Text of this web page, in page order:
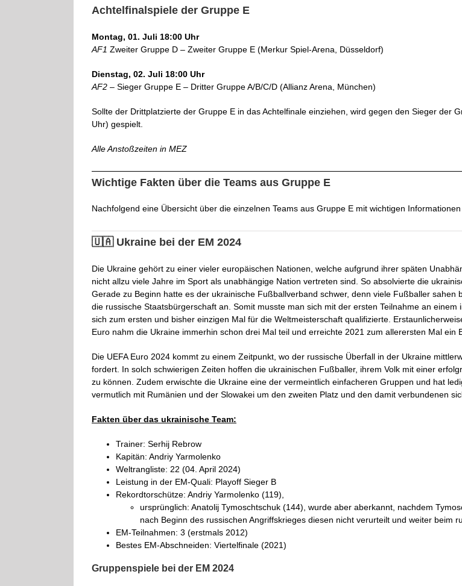
Achtelfinalspiele der Gruppe E
Montag, 01. Juli 18:00 Uhr
AF1 Zweiter Gruppe D – Zweiter Gruppe E (Merkur Spiel-Arena, Düsseldorf)
Dienstag, 02. Juli 18:00 Uhr
AF2 – Sieger Gruppe E – Dritter Gruppe A/B/C/D (Allianz Arena, München)
Sollte der Drittplatzierte der Gruppe E in das Achtelfinale einziehen, wird gegen den Sieger der
Uhr) gespielt.
Alle Anstoßzeiten in MEZ
Wichtige Fakten über die Teams aus Gruppe E
Nachfolgend eine Übersicht über die einzelnen Teams aus Gruppe E mit wichtigen
🇺🇦 Ukraine bei der EM 2024
Die Ukraine gehört zu einer vieler europäischen Nationen, welche aufgrund ihrer späten
nicht allzu viele Jahre im Sport als unabhängige Nation vertreten sind. So absolvierte die
Gerade zu Beginn hatte es der ukrainische Fußballverband schwer, denn viele Fußballer
die russische Staatsbürgerschaft an. Somit musste man sich mit der ersten Teilnahme an
sich zum ersten und bisher einzigen Mal für die Weltmeisterschaft qualifizierte.
Euro nahm die Ukraine immerhin schon drei Mal teil und erreichte 2021 zum allerersten Mal ein
Die UEFA Euro 2024 kommt zu einem Zeitpunkt, wo der russische Überfall in der Ukraine
fordert. In solch schwierigen Zeiten hoffen die ukrainischen Fußballer, ihrem Volk mit einer
zu können. Zudem erwischte die Ukraine eine der vermeintlich einfacheren Gruppen und hat
vermutlich mit Rumänien und der Slowakei um den zweiten Platz und den damit verbundenen
Fakten über das ukrainische Team:
Trainer: Serhij Rebrow
Kapitän: Andriy Yarmolenko
Weltrangliste: 22 (04. April 2024)
Leistung in der EM-Quali: Playoff Sieger B
Rekordtorschütze: Andriy Yarmolenko (119),
ursprünglich: Anatolij Tymoschtschuk (144), wurde aber aberkannt, nachdem
nach Beginn des russischen Angriffskrieges diesen nicht verurteilt und weiter beim
EM-Teilnahmen: 3 (erstmals 2012)
Bestes EM-Abschneiden: Viertelfinale (2021)
Gruppenspiele bei der EM 2024